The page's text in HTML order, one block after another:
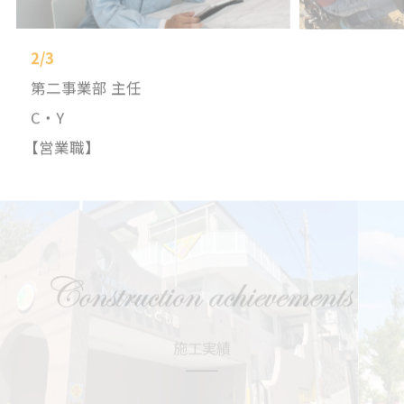
2/3
第二事業部 主任
C・Y
【営業職】